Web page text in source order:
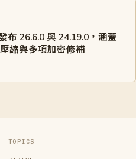
26.6.0 與 24.19.0，涵蓋
縮與多項加密修補
TOPICS